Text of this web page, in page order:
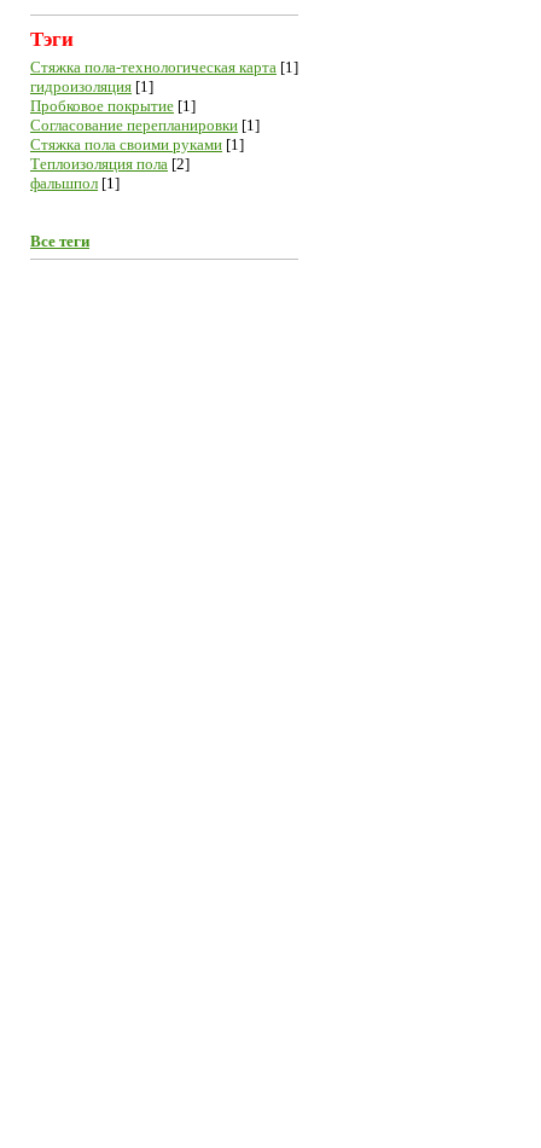
Тэги
Cтяжка пола-технологическая карта [1]
гидроизоляция [1]
Пробковое покрытие [1]
Согласование перепланировки [1]
Стяжка пола своими руками [1]
Теплоизоляция пола [2]
фальшпол [1]
Все теги